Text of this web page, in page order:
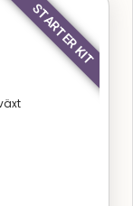
STARTER KIT